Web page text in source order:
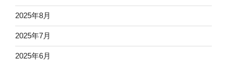
2025年8月
2025年7月
2025年6月